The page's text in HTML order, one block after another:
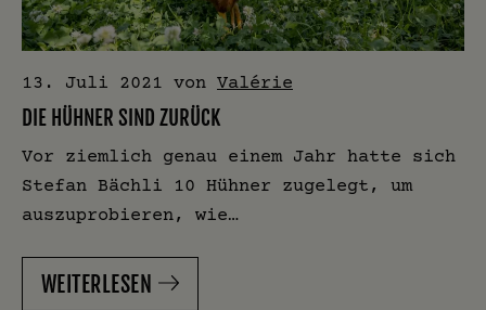
13. Juli 2021 von Valérie
DIE HÜHNER SIND ZURÜCK
Vor ziemlich genau einem Jahr hatte sich
Stefan Bächli 10 Hühner zugelegt, um
auszuprobieren, wie…
WEITERLESEN